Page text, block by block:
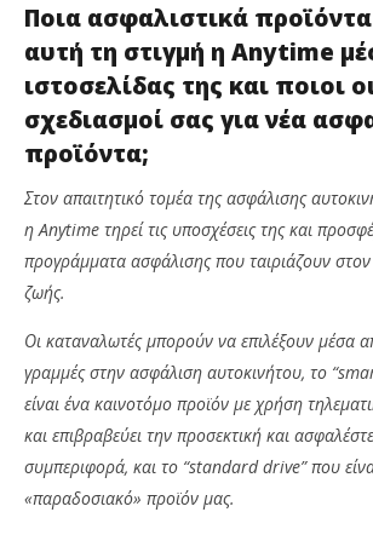
Ποια ασφαλιστικά
αυτή τη στιγμή η Anytime
ιστοσελίδας της και ποιοι
σχεδιασμοί σας για νέα
προϊόντα;
Στον απαιτητικό τομέα της ασφάλισης
ηAnytime τηρεί τις υποσχέσεις της και
προγράμματα ασφάλισης που ταιριάζουν
ζωής.
Οι καταναλωτές μπορούν να επιλέξουν μέσα
γραμμές στην ασφάλιση αυτοκινήτου, το
είναι ένα καινοτόμο προϊόν με χρήση
και επιβραβεύει την προσεκτική και
συμπεριφορά, και το “standard drive” που
«παραδοσιακό» προϊόν μας.